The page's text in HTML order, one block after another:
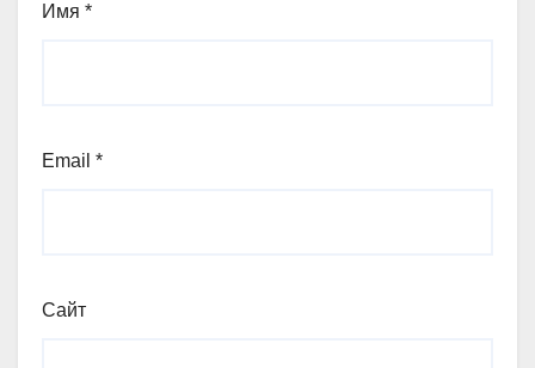
Имя *
Email *
Сайт